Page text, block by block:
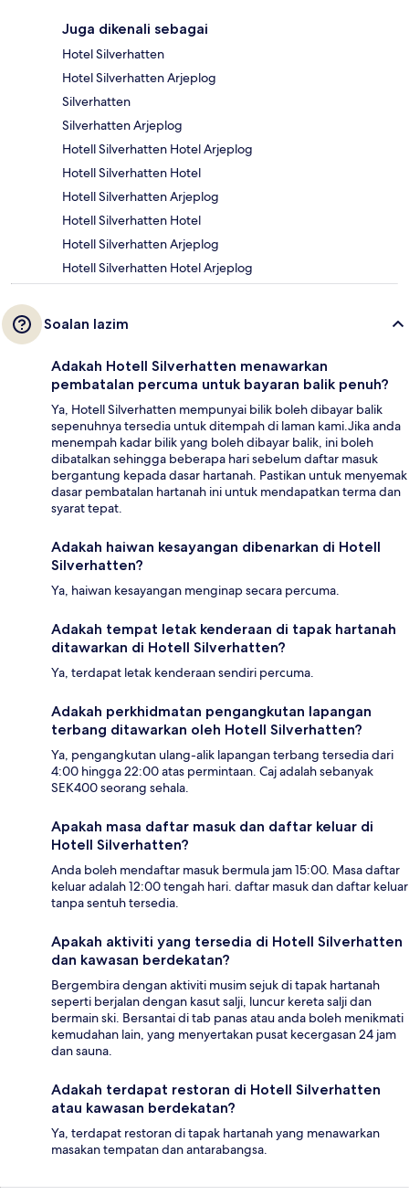
Juga dikenali sebagai
Hotel Silverhatten
Hotel Silverhatten Arjeplog
Silverhatten
Silverhatten Arjeplog
Hotell Silverhatten Hotel Arjeplog
Hotell Silverhatten Hotel
Hotell Silverhatten Arjeplog
Hotell Silverhatten Hotel
Hotell Silverhatten Arjeplog
Hotell Silverhatten Hotel Arjeplog
Soalan lazim
Adakah Hotell Silverhatten menawarkan
pembatalan percuma untuk bayaran balik penuh?
Ya, Hotell Silverhatten mempunyai bilik boleh dibayar balik
sepenuhnya tersedia untuk ditempah di laman kami.Jika anda
menempah kadar bilik yang boleh dibayar balik, ini boleh
dibatalkan sehingga beberapa hari sebelum daftar masuk
bergantung kepada dasar hartanah. Pastikan untuk menyemak
dasar pembatalan hartanah ini untuk mendapatkan terma dan
syarat tepat.
Adakah haiwan kesayangan dibenarkan di Hotell
Silverhatten?
Ya, haiwan kesayangan menginap secara percuma.
Adakah tempat letak kenderaan di tapak hartanah
ditawarkan di Hotell Silverhatten?
Ya, terdapat letak kenderaan sendiri percuma.
Adakah perkhidmatan pengangkutan lapangan
terbang ditawarkan oleh Hotell Silverhatten?
Ya, pengangkutan ulang-alik lapangan terbang tersedia dari
4:00 hingga 22:00 atas permintaan. Caj adalah sebanyak
SEK400 seorang sehala.
Apakah masa daftar masuk dan daftar keluar di
Hotell Silverhatten?
Anda boleh mendaftar masuk bermula jam 15:00. Masa daftar
keluar adalah 12:00 tengah hari. daftar masuk dan daftar keluar
tanpa sentuh tersedia.
Apakah aktiviti yang tersedia di Hotell Silverhatten
dan kawasan berdekatan?
Bergembira dengan aktiviti musim sejuk di tapak hartanah
seperti berjalan dengan kasut salji, luncur kereta salji dan
bermain ski. Bersantai di tab panas atau anda boleh menikmati
kemudahan lain, yang menyertakan pusat kecergasan 24 jam
dan sauna.
Adakah terdapat restoran di Hotell Silverhatten
atau kawasan berdekatan?
Ya, terdapat restoran di tapak hartanah yang menawarkan
masakan tempatan dan antarabangsa.